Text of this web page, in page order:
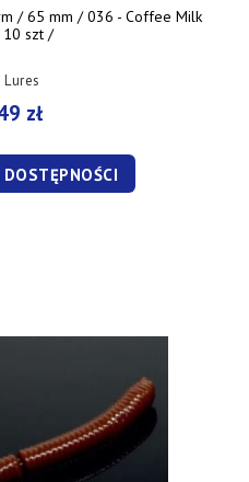
/ 65 mm / 036 - Coffee Milk
szt /
zł